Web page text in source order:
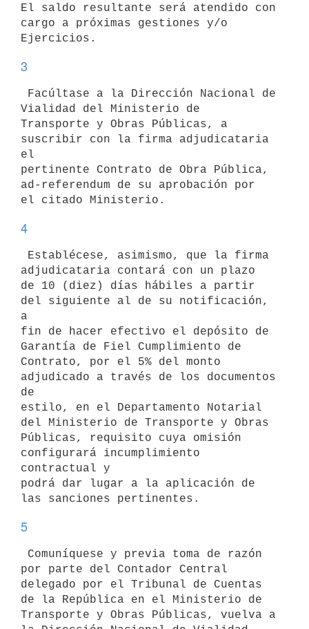
El saldo resultante será atendido con
cargo a próximas gestiones y/o
3
Vialidad del Ministerio de
Transporte y Obras Públicas, a
suscribir con la firma adjudicataria
el
pertinente Contrato de Obra Pública,
ad-referendum de su aprobación por
4
adjudicataria contará con un plazo
de 10 (diez) días hábiles a partir
del siguiente al de su notificación,
a
fin de hacer efectivo el depósito de
Garantía de Fiel Cumplimiento de
Contrato, por el 5% del monto
adjudicado a través de los documentos
de
estilo, en el Departamento Notarial
del Ministerio de Transporte y Obras
Públicas, requisito cuya omisión
configurará incumplimiento
contractual y
podrá dar lugar a la aplicación de
5
por parte del Contador Central
delegado por el Tribunal de Cuentas
de la República en el Ministerio de
Transporte y Obras Públicas, vuelva a